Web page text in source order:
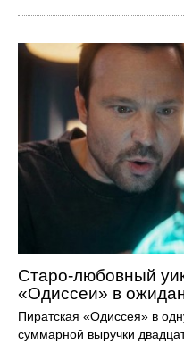
Старо-любовный
«Одиссеи» в
Пиратская «Одиссея» в
суммарной выручки